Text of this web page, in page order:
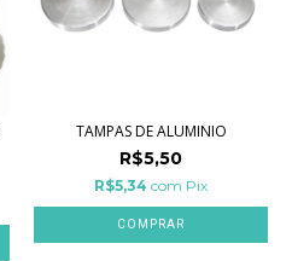
TAMPAS DE ALUMINIO
R$5,50
R$5,34 com Pix
COMPRAR